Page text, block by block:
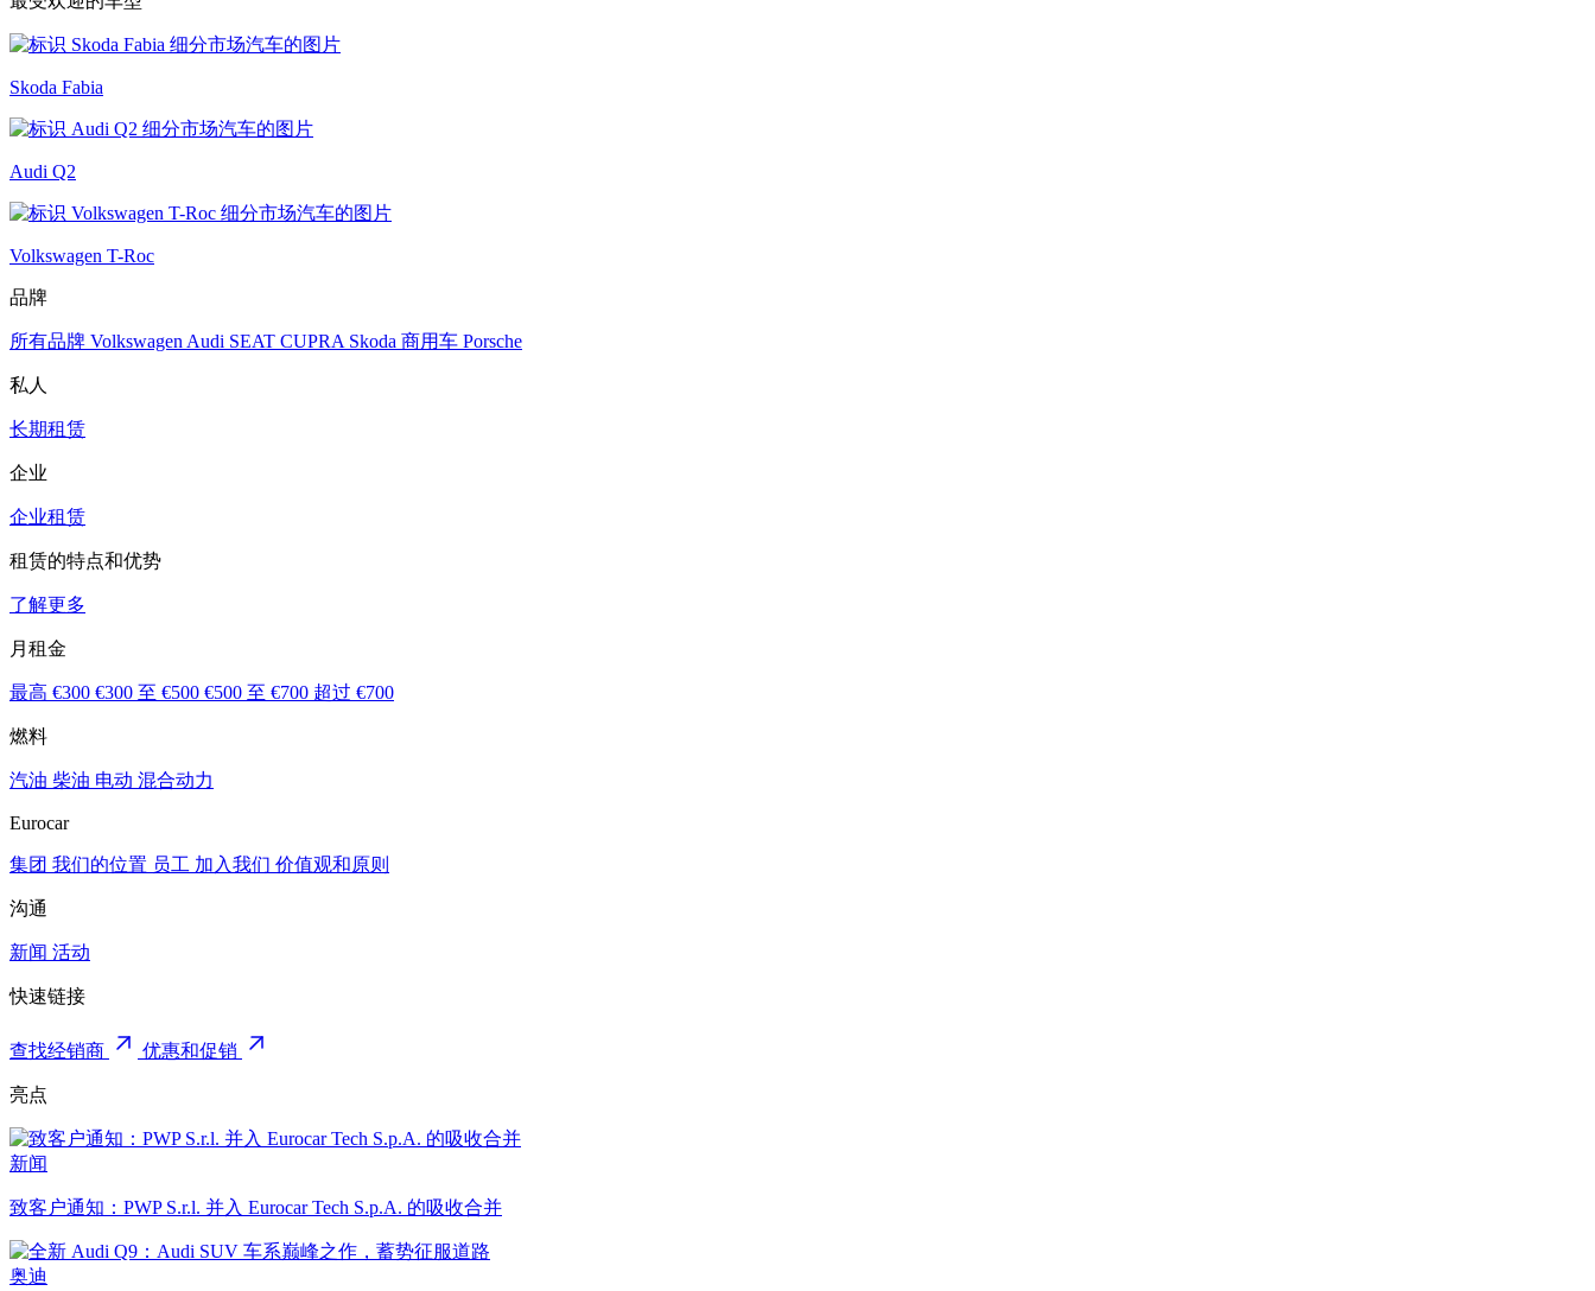
Skoda Fabia
Audi Q2
Volkswagen T-Roc
品牌
所有品牌 VolkswagenAudi SEAT CUPRA Skoda 商用车 Porsche
私人
长期租赁
企业
企业租赁
租赁的特点和优势
了解更多
月租金
最高 €300 €300 至 €500 €500 至 €700 超过 €700
燃料
汽油 柴油 电动 混合动力
Eurocar
集团 我们的位置 员工 加入我们 价值观和原则
沟通
新闻 活动
快速链接
查找经销商 优惠和促销
亮点
新闻
致客户通知：PWP S.r.l. 并入 Eurocar Tech S.p.A. 的吸收合并
奥迪